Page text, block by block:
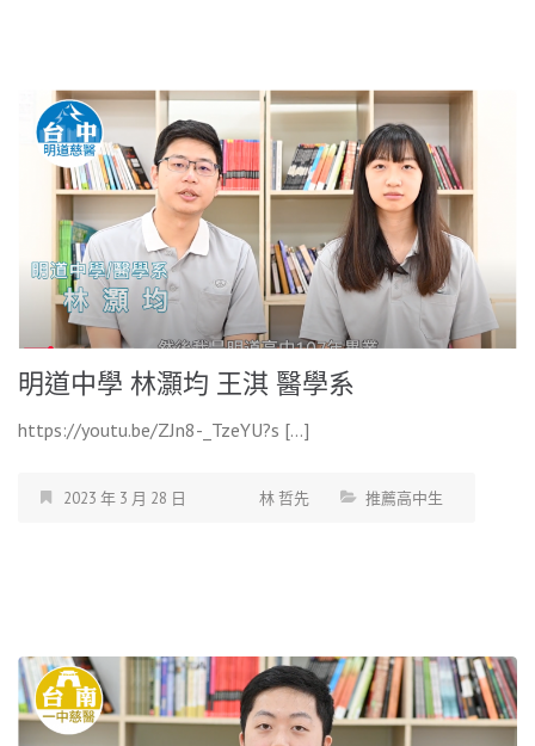
明道中學 林灝均 王淇 醫學系
https://youtu.be/ZJn8-_TzeYU?s […]
2023 年 3 月 28 日 林 哲先 推薦高中生